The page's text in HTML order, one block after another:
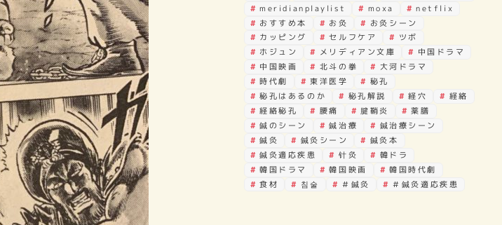
meridianplaylist
moxa
netflix
おすすめ本
お灸
お灸シーン
カッピング
セルフケア
ツボ
ホジュン
メリディアン文庫
中国ドラマ
中国映画
北斗の拳
大河ドラマ
時代劇
東洋医学
秘孔
秘孔はあるのか
秘孔解説 経穴
経絡
経絡秘孔
腰痛 腱鞘炎
薬膳
鍼のシーン
鍼治療
鍼治療シーン
鍼灸
鍼灸シーン
鍼灸本
鍼灸適応疾患
针灸
韓ドラ
韓国ドラマ
韓国映画
韓国時代劇
食材
침술 ＃鍼灸 ＃鍼灸適応疾患